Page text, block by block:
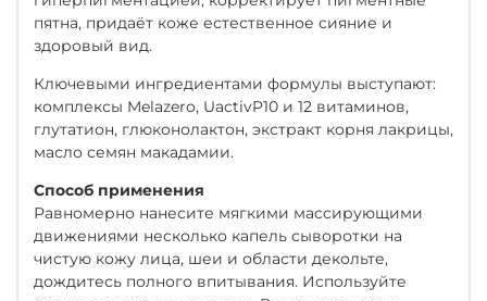
пятна, придаёт коже естественное сияние и
здоровый вид.
Ключевыми ингредиентами формулы выступают:
комплексы Melazero, UactivP10 и 12 витаминов,
глутатион, глюконолактон, экстракт корня лакрицы,
масло семян макадамии.
Способ применения
Равномерно нанесите мягкими массирующими
движениями несколько капель сыворотки на
чистую кожу лица, шеи и области декольте,
дождитесь полного впитывания. Используйте